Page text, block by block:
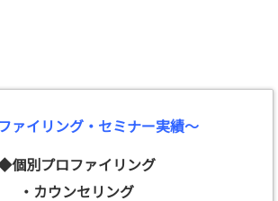
ァイリング・セミナー実績～
個別プロファイリング
・カウンセリング